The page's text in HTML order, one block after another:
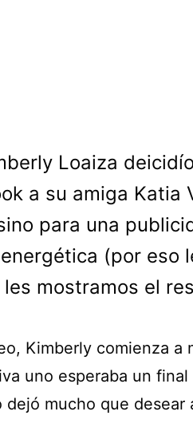
Loaiza
a su amiga Katia
para una
(por eso
les mostramos el
Kimberly comienza a
uno esperaba un
dejó mucho que desear